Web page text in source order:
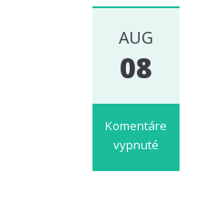
AUG
08
Komentáre
vypnuté